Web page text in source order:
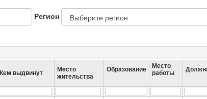
Регион
Кем выдвинут
Место
жительства
Образование
Место
работы